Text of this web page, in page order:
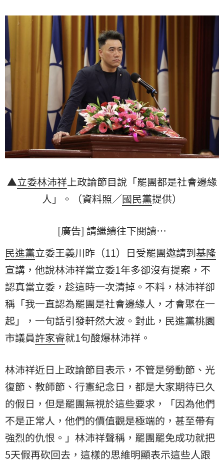
▲立委林沛祥上政論節目說「罷團都是社會邊緣
人」。（資料照／國民黨提供）
[廣告] 請繼續往下閱讀…
民進黨立委王義川昨（11）日受罷團邀請到基隆
宣講，他說林沛祥當立委1年多卻沒有提案，不
認真當立委，趁這時一次清掉。不料，林沛祥卻
稱「我一直認為罷團是社會邊緣人，才會聚在一
起」，一句話引發軒然大波。對此，民進黨桃園
市議員許家睿就1句酸爆林沛祥。
林沛祥近日上政論節目表示，不管是勞動節、光
復節、教師節、行憲紀念日，都是大家期待已久
的假日，但是罷團無視於這些要求，「因為他們
不是正常人，他們的價值觀是極端的，甚至帶有
強烈的仇恨。」林沛祥聲稱，罷團罷免成功就把
5天假再砍回去，這樣的思維明顯表示這些人跟